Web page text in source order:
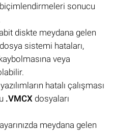
sonucu
diskte meydana gelen
sistemi hataları,
veya
hatalı çalışması
.VMCX dosyaları
meydana gelen